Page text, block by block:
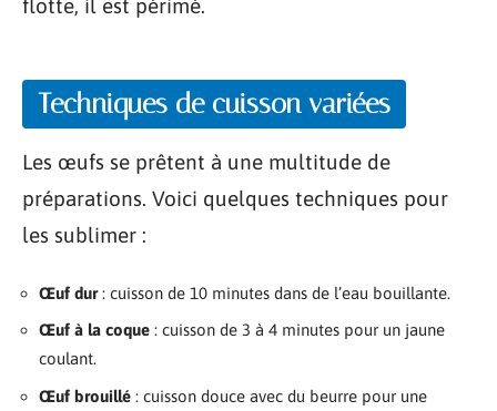
flotte, il est périmé.
Techniques de cuisson variées
Les œufs se prêtent à une multitude de
préparations. Voici quelques techniques pour
les sublimer :
Œuf dur: cuisson de 10 minutes dans de l’eau bouillante.
Œuf à la coque : cuisson de 3 à 4 minutes pour un jaune
coulant.
Œuf brouillé : cuisson douce avec du beurre pour une